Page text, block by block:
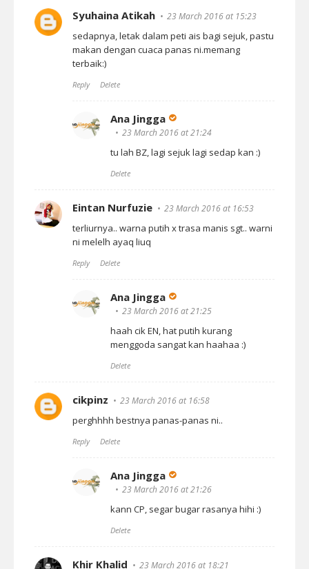
Syuhaina Atikah 23 March 2016 at 15:23
sedapnya, letak dalam peti ais bagi sejuk, pastu
makan dengan cuaca panas ni.memang
terbaik:)
Reply Delete
Ana Jingga
23 March 2016 at 21:24
tu lah BZ, lagi sejuk lagi sedap kan :)
Delete
Eintan Nurfuzie 23 March 2016 at 16:53
terliurnya.. warna putih x trasa manis sgt.. warni
ni melelh ayaq liuq
Reply Delete
Ana Jingga
23 March 2016 at 21:25
haah cik EN, hat putih kurang
menggoda sangat kan haahaa :)
Delete
cikpinz 23 March 2016 at 16:58
perghhhh bestnya panas-panas ni..
Reply Delete
Ana Jingga
23 March 2016 at 21:26
kann CP, segar bugar rasanya hihi :)
Delete
Khir Khalid 23 March 2016 at 18:21